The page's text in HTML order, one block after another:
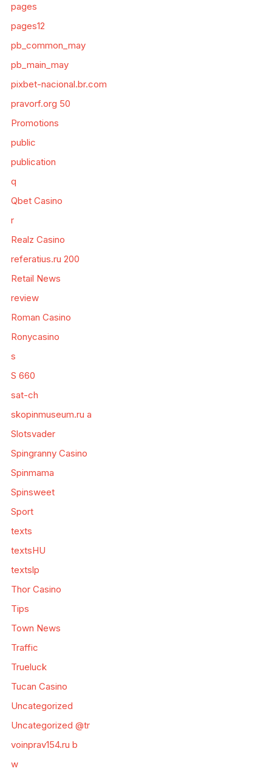
pages
pages12
pb_common_may
pb_main_may
pixbet-nacional.br.com
pravorf.org 50
Promotions
public
publication
q
Qbet Casino
r
Realz Casino
referatius.ru 200
Retail News
review
Roman Casino
Ronycasino
s
S 660
sat-ch
skopinmuseum.ru a
Slotsvader
Spingranny Casino
Spinmama
Spinsweet
Sport
texts
textsHU
textslp
Thor Casino
Tips
Town News
Traffic
Trueluck
Tucan Casino
Uncategorized
Uncategorized @tr
voinprav154.ru b
w